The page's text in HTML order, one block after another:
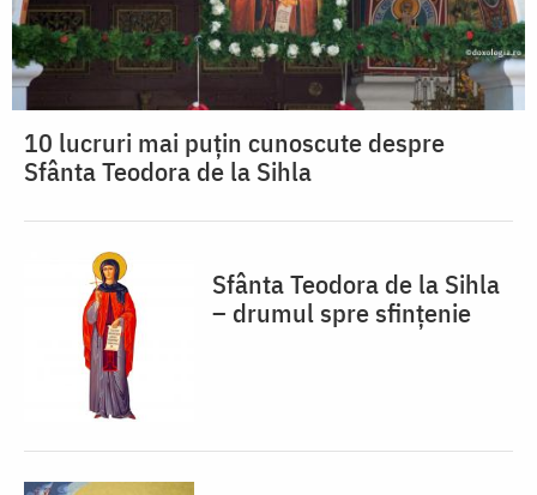
10 lucruri mai puțin cunoscute despre
Sfânta Teodora de la Sihla
Sfânta Teodora de la Sihla
– drumul spre sfințenie